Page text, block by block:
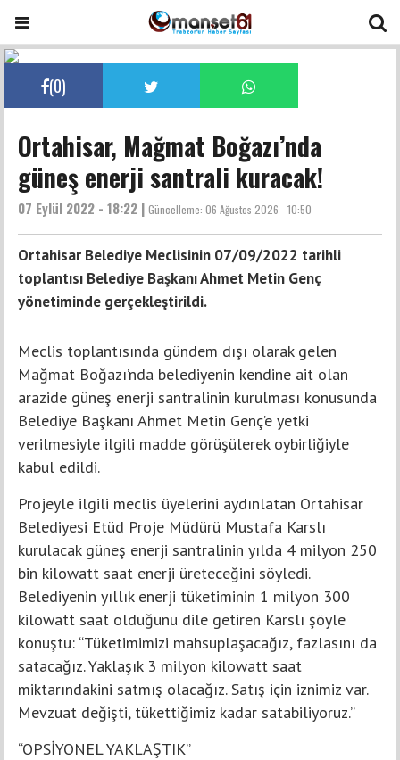
(0)
Ortahisar, Mağmat Boğazı’nda
güneş enerji santrali kuracak!
07 Eylül 2022 - 18:22 | Güncelleme: 06 Ağustos 2026 - 10:50
Ortahisar Belediye Meclisinin 07/09/2022 tarihli
toplantısı Belediye Başkanı Ahmet Metin Genç
yönetiminde gerçekleştirildi.
Meclis toplantısında gündem dışı olarak gelen
Mağmat Boğazı’nda belediyenin kendine ait olan
arazide güneş enerji santralinin kurulması konusunda
Belediye Başkanı Ahmet Metin Genç’e yetki
verilmesiyle ilgili madde görüşülerek oybirliğiyle
kabul edildi.
Projeyle ilgili meclis üyelerini aydınlatan Ortahisar
Belediyesi Etüd Proje Müdürü Mustafa Karslı
kurulacak güneş enerji santralinin yılda 4 milyon 250
bin kilowatt saat enerji üreteceğini söyledi.
Belediyenin yıllık enerji tüketiminin 1 milyon 300
kilowatt saat olduğunu dile getiren Karslı şöyle
konuştu: “Tüketimimizi mahsuplaşacağız, fazlasını da
satacağız. Yaklaşık 3 milyon kilowatt saat
miktarındakini satmış olacağız. Satış için iznimiz var.
Mevzuat değişti, tükettiğimiz kadar satabiliyoruz.”
“OPSİYONEL YAKLAŞTIK”